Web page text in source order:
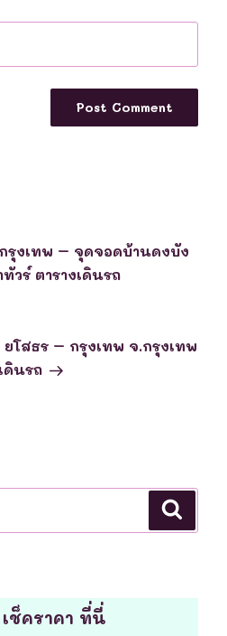
รุงเทพ – จุดจอดบ้านดงบัง
วร์ ตารางเดินรถ
โสธร – กรุงเทพ จ.กรุงเทพ
ดินรถ
ช็คราคา ที่นี่